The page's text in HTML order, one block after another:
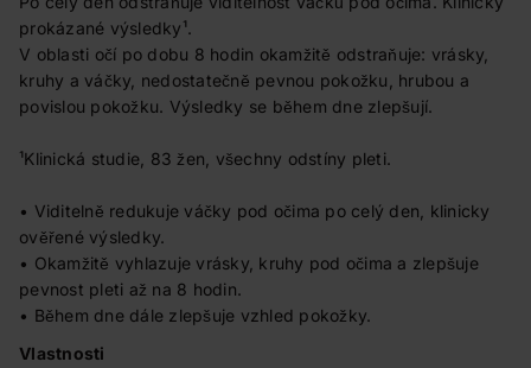
prokázané výsledky¹.
V oblasti očí po dobu 8 hodin okamžitě odstraňuje: vrásky,
kruhy a váčky, nedostatečně pevnou pokožku, hrubou a
povislou pokožku. Výsledky se během dne zlepšují.
¹Klinická studie, 83 žen, všechny odstíny pleti.
• Viditelně redukuje váčky pod očima po celý den, klinicky
ověřené výsledky.
• Okamžitě vyhlazuje vrásky, kruhy pod očima a zlepšuje
pevnost pleti až na 8 hodin.
• Během dne dále zlepšuje vzhled pokožky.
Vlastnosti